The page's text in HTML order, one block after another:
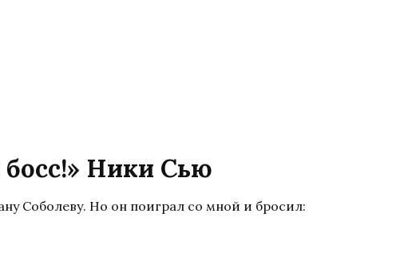
Ники Сью
Соболеву. Но он поиграл со мной и бросил: